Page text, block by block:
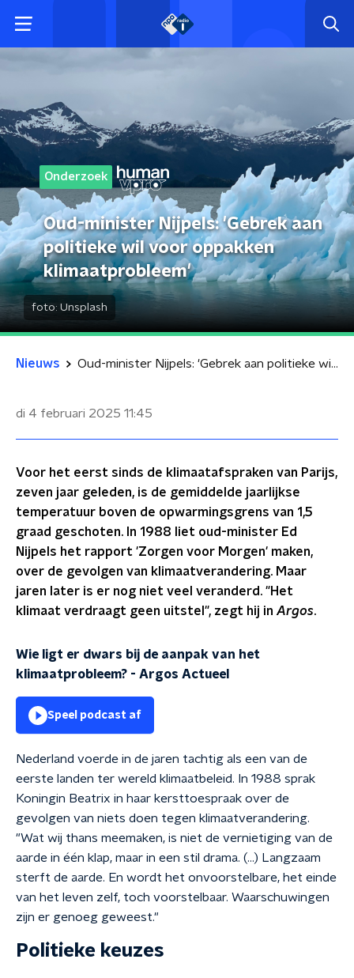
Onderzoek
Oud-minister Nijpels: 'Gebrek aan
politieke wil voor oppakken
klimaatprobleem'
foto: Unsplash
Nieuws Oud-minister Nijpels: 'Gebrek aan politieke wil voor oppakken klimaatprobleem'
di 4 februari 2025 11:45
Voor het eerst sinds de klimaatafspraken van Parijs,
zeven jaar geleden, is de gemiddelde jaarlijkse
temperatuur boven de opwarmingsgrens van 1,5
graad geschoten. In 1988 liet oud-minister Ed
Nijpels het rapport 'Zorgen voor Morgen' maken,
over de gevolgen van klimaatverandering. Maar
jaren later is er nog niet veel veranderd. "Het
klimaat verdraagt geen uitstel", zegt hij in Argos.
Wie ligt er dwars bij de aanpak van het
klimaatprobleem? - Argos Actueel
Speel podcast af
Nederland voerde in de jaren tachtig als een van de
eerste landen ter wereld klimaatbeleid. In 1988 sprak
Koningin Beatrix in haar kersttoespraak over de
gevolgen van niets doen tegen klimaatverandering.
"Wat wij thans meemaken, is niet de vernietiging van de
aarde in één klap, maar in een stil drama. (…) Langzaam
sterft de aarde. En wordt het onvoorstelbare, het einde
van het leven zelf, toch voorstelbaar. Waarschuwingen
zijn er genoeg geweest."
Politieke keuzes